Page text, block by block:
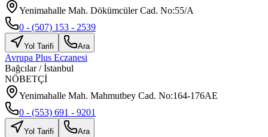
Yenimahalle Mah. Dökümcüler Cad. No:55/A
0 - (507) 153 - 2539
Yol Tarifi Ara
Avrupa Plus Eczanesi
Bağcılar/İstanbul
NÖBETÇİ
Yenimahalle Mah. Mahmutbey Cad. No:164-176AE
0 - (553) 691 - 9201
Yol Tarifi Ara